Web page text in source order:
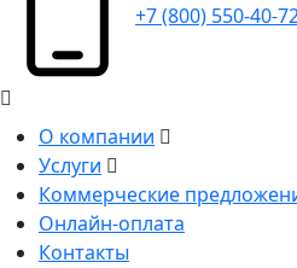
+7 (800) 550-40-
О компании
Услуги
Коммерческие
Онлайн-оплата
Контакты